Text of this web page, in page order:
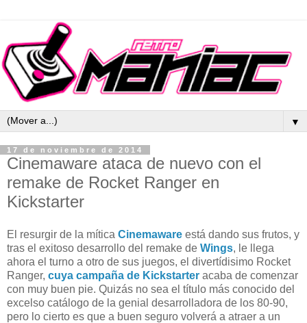
▼
17 de noviembre de 2014
Cinemaware ataca de nuevo con el
remake de Rocket Ranger en
Kickstarter
El resurgir de la mítica Cinemaware está dando sus frutos, y
tras el exitoso desarrollo del remake de Wings, le llega
ahora el turno a otro de sus juegos, el divertídisimo Rocket
Ranger, cuya campaña de Kickstarter acaba de comenzar
con muy buen pie. Quizás no sea el título más conocido del
excelso catálogo de la genial desarrolladora de los 80-90,
pero lo cierto es que a buen seguro volverá a atraer a un